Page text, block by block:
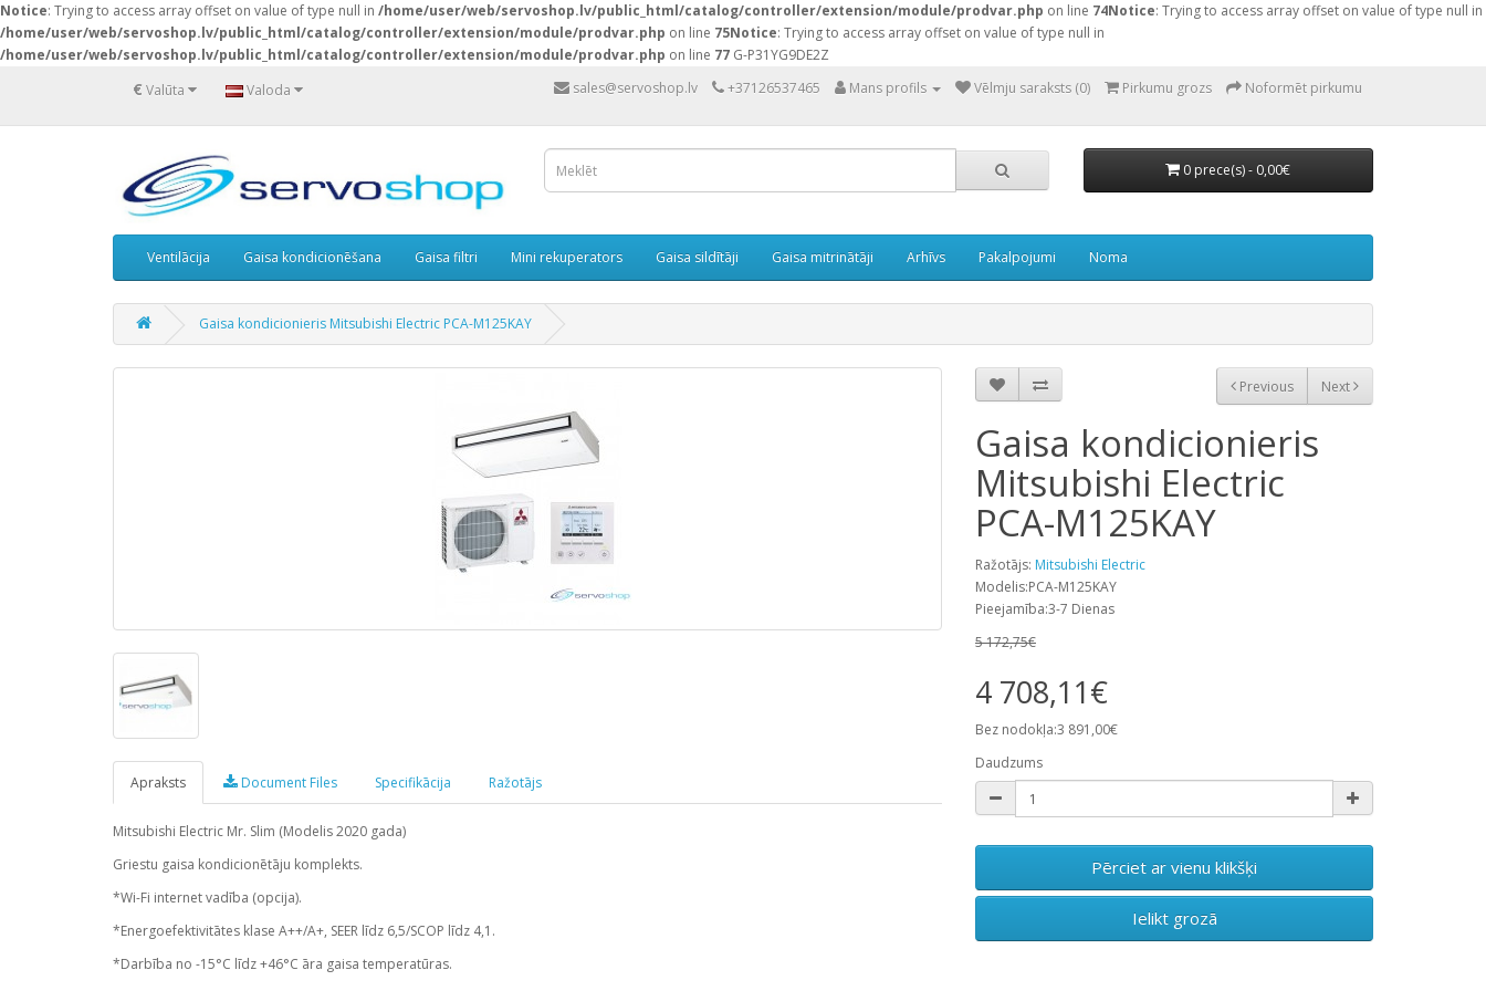
Notice: Trying to access array offset on value of type null in /home/user/web/servoshop.lv/public_html/catalog/controller/extension/module/prodvar.php on line 74Notice: Trying to access array offset on value of type null in
/home/user/web/servoshop.lv/public_html/catalog/controller/extension/module/prodvar.php on line 75Notice: Trying to access array offset on value of type null in
/home/user/web/servoshop.lv/public_html/catalog/controller/extension/module/prodvar.php on line 77 G-P31YG9DE2Z
€ Valūta Valoda sales@servoshop.lv +37126537465 Mans profils Vēlmju saraksts (0) Pirkumu grozs Noformēt pirkumu
0 prece(s) - 0,00€
Ventilācija Gaisa kondicionēšana Gaisa filtri Mini rekuperators Gaisa sildītāji Gaisa mitrinātāji Arhīvs Pakalpojumi Noma
Gaisa kondicionieris Mitsubishi Electric PCA-M125KAY
Apraksts Document Files Specifikācija Ražotājs
Mitsubishi Electric Mr. Slim (Modelis 2020 gada)
Griestu gaisa kondicionētāju komplekts.
*Wi-Fi internet vadība (opcija).
*Energoefektivitātes klase A++/A+, SEER līdz 6,5/SCOP līdz 4,1.
*Darbība no -15°C līdz +46°C āra gaisa temperatūras.
Previous Next
Gaisa kondicionieris
Mitsubishi Electric
PCA-M125KAY
Ražotājs: Mitsubishi Electric
Modelis:PCA-M125KAY
Pieejamība:3-7 Dienas
5 172,75€
4 708,11€
Bez nodokļa:3 891,00€
Daudzums
Pērciet ar vienu klikšķi
Ielikt grozā